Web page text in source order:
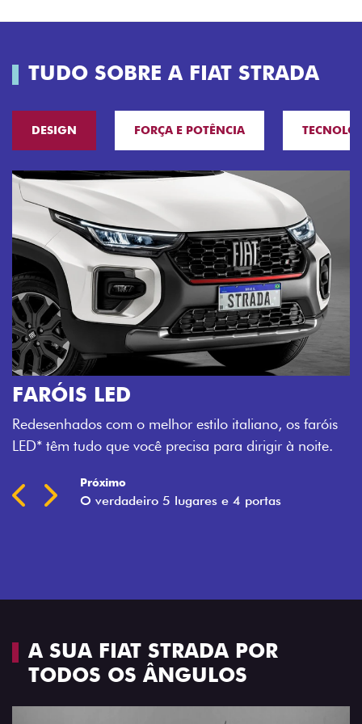
TUDO SOBRE A FIAT STRADA
DESIGN FORÇA E POTÊNCIA
FARÓIS LED
Redesenhados com o melhor estilo italiano, os faróis
LED* têm tudo que você precisa para dirigir à noite.
PreviousNext
Próximo
O verdadeiro 5 lugares e 4 portas
A SUA FIAT STRADA POR
TODOS OS ÂNGULOS